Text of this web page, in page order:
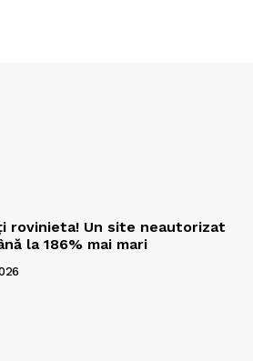
rovinieta! Un site neautorizat
la 186% mai mari